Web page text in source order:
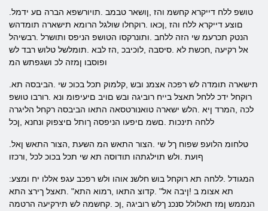
םוצע דייקרא ללח והז ,ןכאו .רוקחלו שולגל הרומא תישארה תומדהש
הנטק תכרעמ שי הזה ללחב .ותונרקסו הטושפ הניפס ותושרל .רבשיהל
אל רקיעה ,חכשת לא .סיסבה ,לוכיבכ ,הז לבא .תומלשל טלוש רבד לש
ופוסבו ןמזה לכ ושגפתש המ
רוקחל ידכ ללחל תאצל בייח רוביגה ובש םויב םיעיפומ ונא .רורבו טושפ
לכה ,המרד ןיא .הלש ישארה טואנורטסאה התאו הביבסה רקחל הליגרה
ללחה תינכות .םשמ םיפעו הניפסה ךותל םיצפוק ונחנא ,ןכל
ףועת .ולש תוילגתהו תודוסה תא שי תכל בכוכ לכל ,ורכזו
:המגודל .ללחה תא רוקחל בוש חלשנ אוהו ולש רפכב עגפ אללו יח ומצע
תא אצומ ב !ןיבה אל" .קדוצ התאו ,רמוא התא" .תאצל ךירצ התא
הנממש ןמז תאלולל סנכנ ךלש רוביגה ,ןכ .קחשמה לש תירקיעה הרטמה